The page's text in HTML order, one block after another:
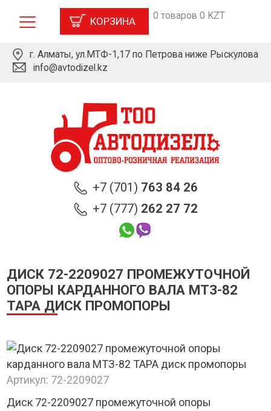
КОРЗИНА 0 товаров 0 KZT
г. Алматы, ул.МТФ-1,17 по Петрова ниже Рыскулова
info@avtodizel.kz
+7 (701) 763 84 26
+7 (777) 262 27 72
ДИСК 72-2209027 ПРОМЕЖУТОЧНОЙ
ОПОРЫ КАРДАННОГО ВАЛА МТЗ-82
ТАРА ДИСК ПРОМОПОРЫ
Артикул: 72-2209027
Диск 72-2209027 промежуточной опоры